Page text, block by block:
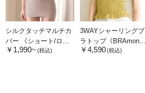
シルクタッチマルチカ
バー 《ショート/ロン
グType》【単品/2枚/3
￥1,990~ (税込)
3WAYシャーリングブ
ラトップ《BRAmone
Fashion Glamorous》
￥4,590(税込)